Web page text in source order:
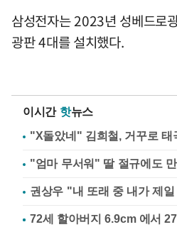
삼성전자는 2023년 성베드로
광판 4대를 설치했다.
이시간 핫뉴스
"X돌았네" 김희철, 거꾸로
"엄마 무서워" 딸 절규에도
권상우 "내 또래 중 내가 제